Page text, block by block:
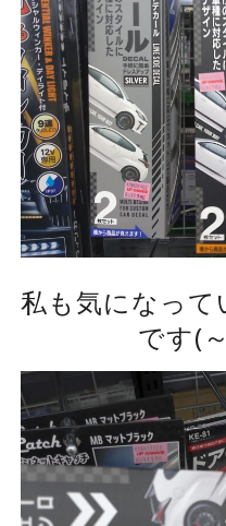
私も気になって
です(